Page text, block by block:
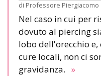
di Professore Piergiacomo
Nel caso in cui per
dovuto al piercing
lobo dell'orecchio
cure locali, non ci
gravidanza. »